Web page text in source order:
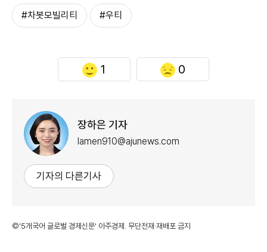
#차봇모빌리티 #우티
1 0
장하은 기자
lamen910@ajunews.com
기자의 다른기사
©'5개국어 글로벌 경제신문' 아주경제. 무단전재·재배포 금지